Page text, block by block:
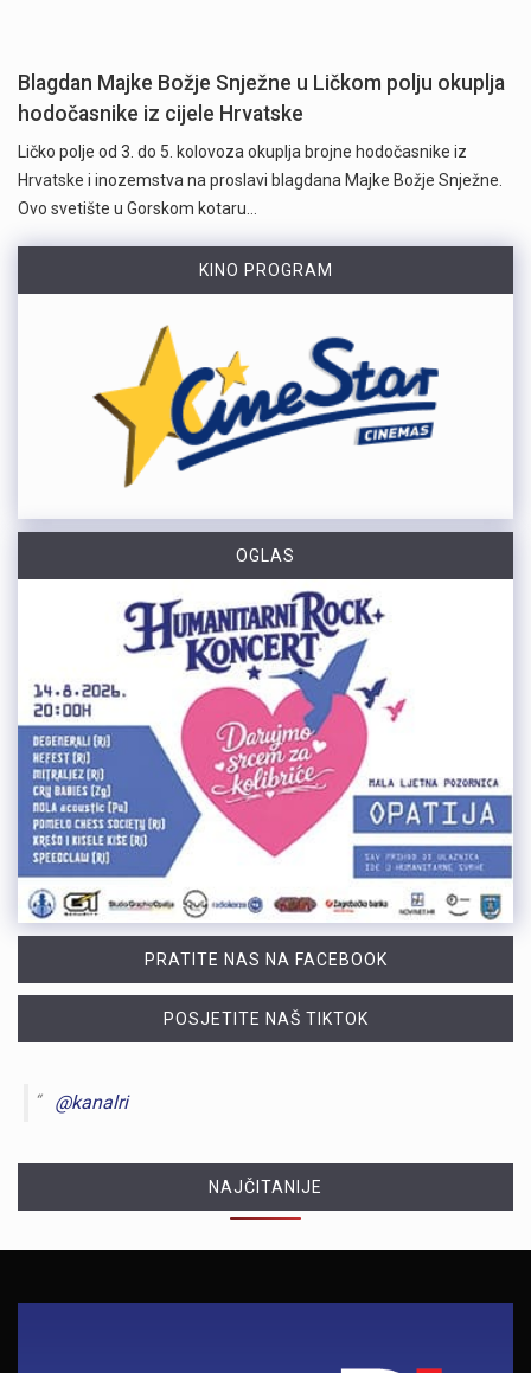
Blagdan Majke Božje Snježne u Ličkom polju okuplja
hodočasnike iz cijele Hrvatske
Ličko polje od 3. do 5. kolovoza okuplja brojne hodočasnike iz
Hrvatske i inozemstva na proslavi blagdana Majke Božje Snježne.
Ovo svetište u Gorskom kotaru…
KINO PROGRAM
OGLAS
PRATITE NAS NA FACEBOOK
POSJETITE NAŠ TIKTOK
@kanalri
NAJČITANIJE